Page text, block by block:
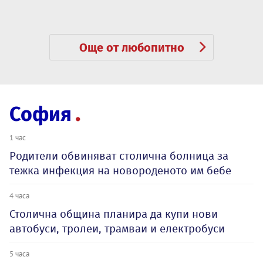
Още от любопитно
София
1 час
Родители обвиняват столична болница за
тежка инфекция на новороденото им бебе
4 часа
Столична община планира да купи нови
автобуси, тролеи, трамваи и електробуси
5 часа